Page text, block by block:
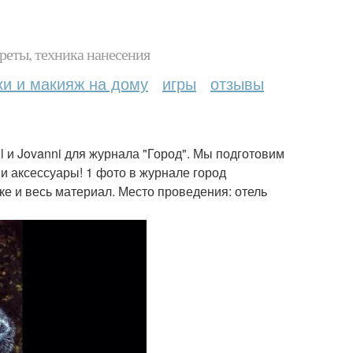
техника нанесения
и макияж на дому игры отзывы
и Jovanni для журнала "Город". Мы подготовим
аксессуары! 1 фото в журнале город
и весь материал. Место проведения: отель